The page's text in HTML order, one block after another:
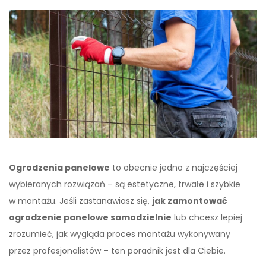
Ogrodzenia panelowe to obecnie jedno z najczęściej
wybieranych rozwiązań – są estetyczne, trwałe i szybkie
w montażu. Jeśli zastanawiasz się, jak zamontować
ogrodzenie panelowe samodzielnie lub chcesz lepiej
zrozumieć, jak wygląda proces montażu wykonywany
przez profesjonalistów – ten poradnik jest dla Ciebie.